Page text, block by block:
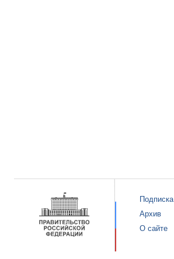
Подписка
Архив
О сайте